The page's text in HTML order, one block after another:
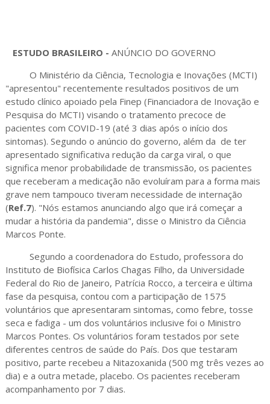
ESTUDO BRASILEIRO - ANÚNCIO DO GOVERNO
O Ministério da Ciência, Tecnologia e Inovações (MCTI)
"apresentou" recentemente resultados positivos de um
estudo clínico apoiado pela Finep (Financiadora de Inovação e
Pesquisa do MCTI) visando o tratamento precoce de
pacientes com COVID-19 (até 3 dias após o início dos
sintomas). Segundo o anúncio do governo, além da de ter
apresentado significativa redução da carga viral, o que
significa menor probabilidade de transmissão, os pacientes
que receberam a medicação não evoluíram para a forma mais
grave nem tampouco tiveram necessidade de internação
(Ref.7). "Nós estamos anunciando algo que irá começar a
mudar a história da pandemia", disse o Ministro da Ciência
Marcos Ponte.
Segundo a coordenadora do Estudo, professora do
Instituto de Biofísica Carlos Chagas Filho, da Universidade
Federal do Rio de Janeiro, Patrícia Rocco, a terceira e última
fase da pesquisa, contou com a participação de 1575
voluntários que apresentaram sintomas, como febre, tosse
seca e fadiga - um dos voluntários inclusive foi o Ministro
Marcos Pontes. Os voluntários foram testados por sete
diferentes centros de saúde do País. Dos que testaram
positivo, parte recebeu a Nitazoxanida (500 mg três vezes ao
dia) e a outra metade, placebo. Os pacientes receberam
acompanhamento por 7 dias.